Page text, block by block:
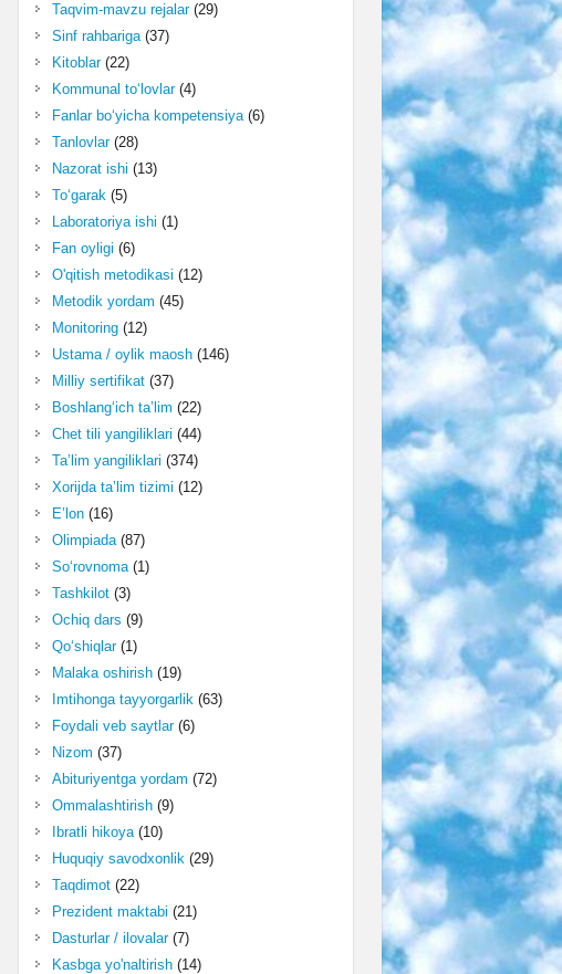
Taqvim-mavzu rejalar(29)
Sinf rahbariga(37)
Kitoblar(22)
Kommunal to‘lovlar(4)
Fanlar bo‘yicha kompetensiya(6)
Tanlovlar(28)
Nazorat ishi (13)
To‘garak(5)
Laboratoriya ishi (1)
Fan oyligi (6)
O'qitish metodikasi (12)
Metodik yordam (45)
Monitoring(12)
Ustama / oylik maosh(146)
Milliy sertifikat(37)
Boshlang‘ich ta’lim (22)
Chet tili yangiliklari (44)
Ta’lim yangiliklari (374)
Xorijda ta’lim tizimi (12)
E’lon(16)
Olimpiada(87)
So‘rovnoma(1)
Tashkilot(3)
Ochiq dars (9)
Qo‘shiqlar(1)
Malaka oshirish(19)
Imtihonga tayyorgarlik(63)
Foydali veb saytlar(6)
Nizom (37)
Abituriyentga yordam (72)
Ommalashtirish(9)
Ibratli hikoya(10)
Huquqiy savodxonlik(29)
Taqdimot(22)
Prezident maktabi (21)
Dasturlar / ilovalar(7)
Kasbga yo'naltirish(14)